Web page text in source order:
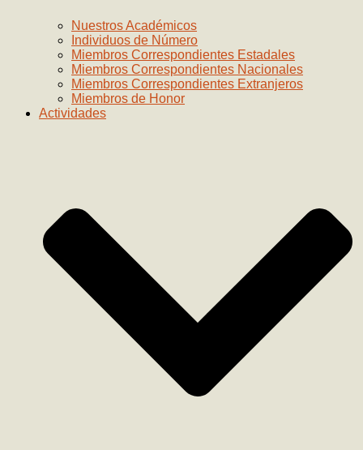
Nuestros Académicos
Individuos de Número
Miembros Correspondientes Estadales
Miembros Correspondientes Nacionales
Miembros Correspondientes Extranjeros
Miembros de Honor
Actividades